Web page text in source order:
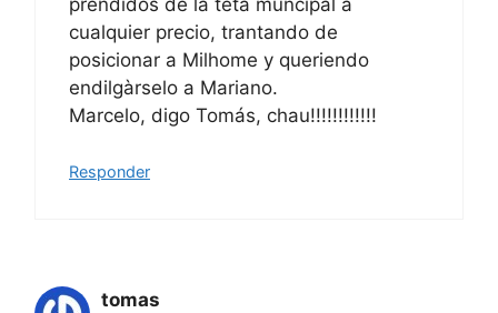
cualquier precio, trantando de
posicionar a Milhome y queriendo
endilgàrselo a Mariano.
Marcelo, digo Tomás, chau!!!!!!!!!!!!
Responder
tomas